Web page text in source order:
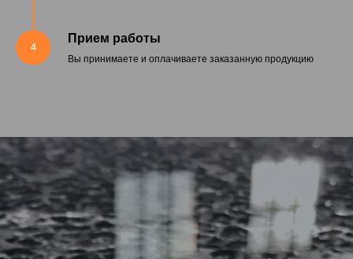
4
Прием работы
Вы принимаете и оплачиваете заказанную продукцию